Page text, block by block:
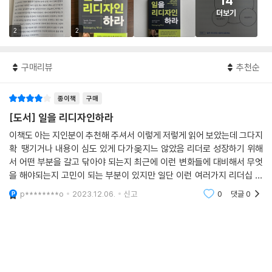
2 2
더보기
구매리뷰 추천순
종이책 구매
[도서] 일을 리디자인하라
이책도 아는 지인분이 추천해 주셔서 이렇게 저렇게 읽어 보았는데 그다지
확 땡기거나 내용이 심도 있게 다가옺지느 않았음 리더로 성장하기 위해
서 어떤 부분을 갈고 닦아야 되는지 최근에 이런 변화들에 대비해서 무엇
을 해야되는지 고민이 되는 부분이 있지만 일단 이런 여러가지 리더십 관
련 책을 읽어보면서 이해도롤 높혀 나가고자 했음 일단 주어진 환경 내에
서 많은것
p********o 2023.12.06. 신고 0 댓글0